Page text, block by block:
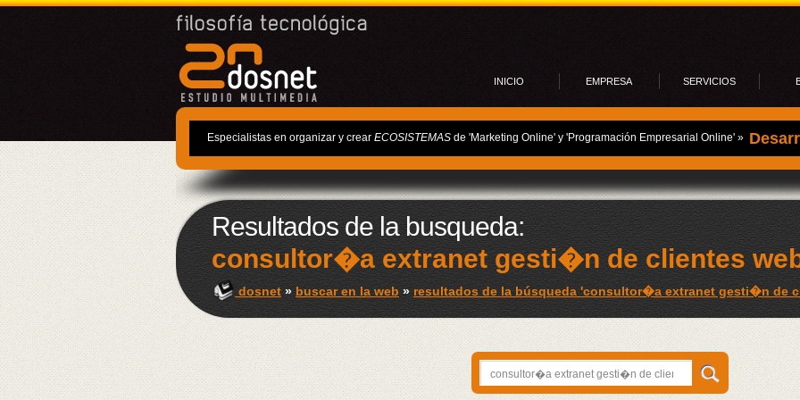
INICIO EMPRESA SERVICIOS
Especialistas en organizar y crear ECOSISTEMAS de 'Marketing Online' y 'Programación Empresarial Online' »
E-
Resultados de la busqueda:
consultor�a extranet gesti�n de clientes
dosnet » buscar en la web » resultados de la búsqueda 'consultor�a extranet gesti�n de